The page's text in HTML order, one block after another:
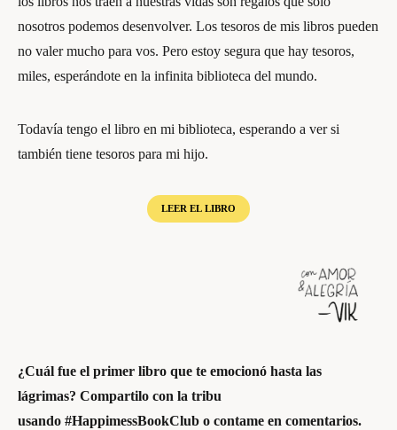
nosotros podemos desenvolver. Los tesoros de mis libros pueden
no valer mucho para vos. Pero estoy segura que hay tesoros,
miles, esperándote en la infinita biblioteca del mundo.
Todavía tengo el libro en mi biblioteca, esperando a ver si
también tiene tesoros para mi hijo.
LEER EL LIBRO
¿Cuál fue el primer libro que te emocionó hasta las
lágrimas? Compartilo con la tribu
usando #HappimessBookClub o contame en comentarios.